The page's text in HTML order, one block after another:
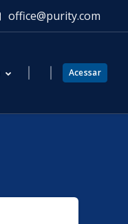
office@purity.com
Acessar